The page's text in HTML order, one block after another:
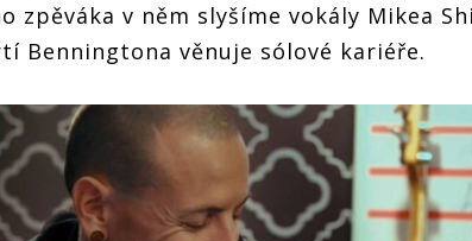
zpěváka v něm slyšíme vokály Mikea
Benningtona věnuje sólové kariéře.